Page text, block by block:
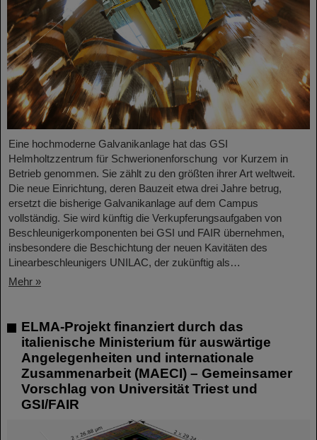
Eine hochmoderne Galvanikanlage hat das GSI
Helmholtzzentrum für Schwerionenforschung vor Kurzem in
Betrieb genommen. Sie zählt zu den größten ihrer Art weltweit.
Die neue Einrichtung, deren Bauzeit etwa drei Jahre betrug,
ersetzt die bisherige Galvanikanlage auf dem Campus
vollständig. Sie wird künftig die Verkupferungsaufgaben von
Beschleunigerkomponenten bei GSI und FAIR übernehmen,
insbesondere die Beschichtung der neuen Kavitäten des
Linearbeschleunigers UNILAC, der zukünftig als…
Mehr »
ELMA-Projekt finanziert durch das
italienische Ministerium für auswärtige
Angelegenheiten und internationale
Zusammenarbeit (MAECI) – Gemeinsamer
Vorschlag von Universität Triest und
GSI/FAIR